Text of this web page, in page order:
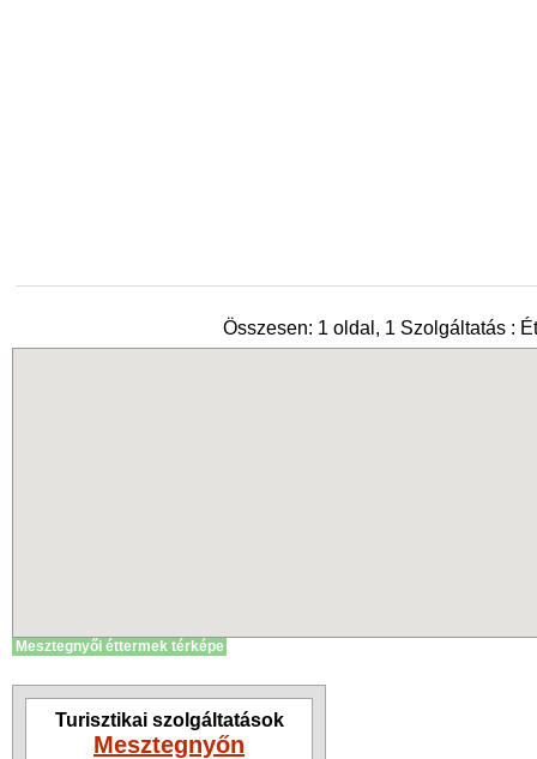
Összesen: 1 oldal, 1 Szolgáltatás :
Mesztegnyői éttermek térképe
Turisztikai szolgáltatások
Mesztegnyőn